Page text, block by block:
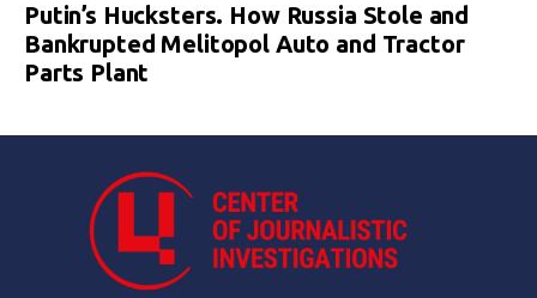
Putin’s Hucksters. How Russia Stole and
Bankrupted Melitopol Auto and Tractor
Parts Plant